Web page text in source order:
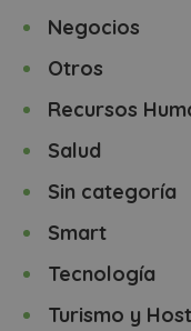
Negocios
Otros
Recursos
Salud
Sin categoría
Smart
Tecnología
Turismo y